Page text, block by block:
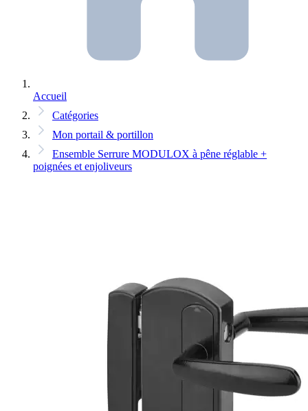
Accueil
Catégories
Mon portail & portillon
Ensemble Serrure MODULOX à pêne réglable +
poignées et enjoliveurs